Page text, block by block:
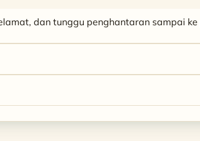
dan tunggu penghantaran sampai